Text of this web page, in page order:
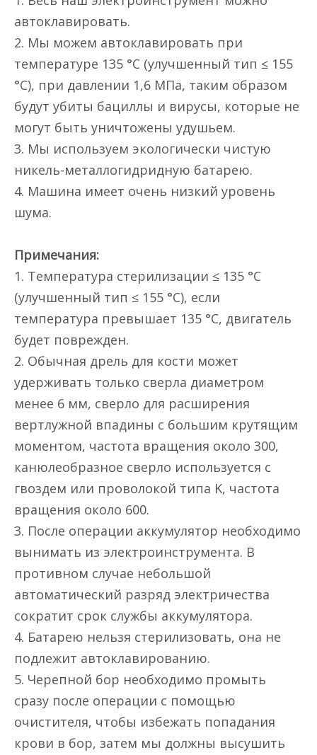
автоклавировать.
2. Мы можем автоклавировать при
температуре 135 °C (улучшенный тип ≤ 155
°C), при давлении 1,6 МПа, таким образом
будут убиты бациллы и вирусы, которые не
могут быть уничтожены удушьем.
3. Мы используем экологически чистую
никель-металлогидридную батарею.
4. Машина имеет очень низкий уровень
шума.
Примечания:
1. Температура стерилизации ≤ 135 °C
(улучшенный тип ≤ 155 °C), если
температура превышает 135 °C, двигатель
будет поврежден.
2. Обычная дрель для кости может
удерживать только сверла диаметром
менее 6 мм, сверло для расширения
вертлужной впадины с большим крутящим
моментом, частота вращения около 300,
канюлеобразное сверло используется с
гвоздем или проволокой типа K, частота
вращения около 600.
3. После операции аккумулятор необходимо
вынимать из электроинструмента. В
противном случае небольшой
автоматический разряд электричества
сократит срок службы аккумулятора.
4. Батарею нельзя стерилизовать, она не
подлежит автоклавированию.
5. Черепной бор необходимо промыть
сразу после операции с помощью
очистителя, чтобы избежать попадания
крови в бор, затем мы должны высушить